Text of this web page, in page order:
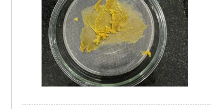
ブレンダー